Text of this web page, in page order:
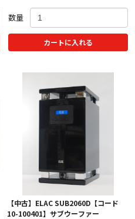
数量
カートに入れる
【中古】ELAC SUB2060D【コード
10-100401】サブウーファー